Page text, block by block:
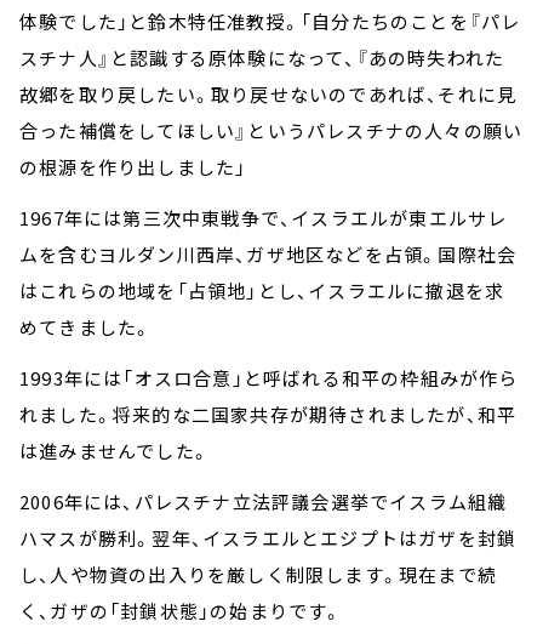
体験でした」と鈴木特任准教授。「自分たちのことを『パレ
スチナ人』と認識する原体験になって、『あの時失われた
故郷を取り戻したい。取り戻せないのであれば、それに見
合った補償をしてほしい』というパレスチナの人々の願い
の根源を作り出しました」
1967年には第三次中東戦争で、イスラエルが東エルサレ
ムを含むヨルダン川西岸、ガザ地区などを占領。国際社会
はこれらの地域を「占領地」とし、イスラエルに撤退を求
めてきました。
1993年には「オスロ合意」と呼ばれる和平の枠組みが作ら
れました。将来的な二国家共存が期待されましたが、和平
は進みませんでした。
2006年には、パレスチナ立法評議会選挙でイスラム組織
ハマスが勝利。翌年、イスラエルとエジプトはガザを封鎖
し、人や物資の出入りを厳しく制限します。現在まで続
く、ガザの「封鎖状態」の始まりです。